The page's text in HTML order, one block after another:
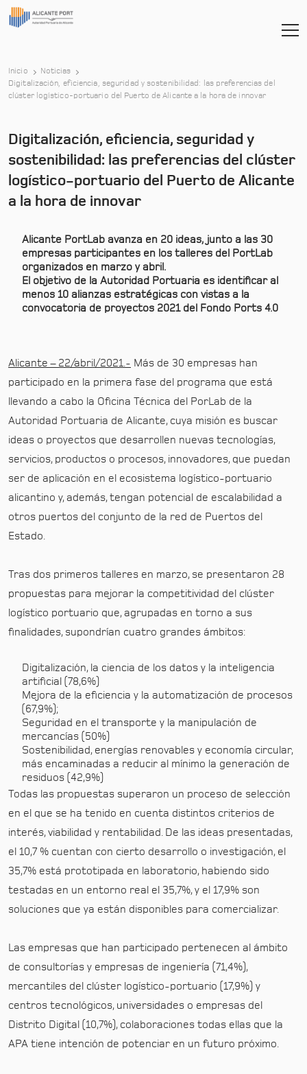
Inicio
Noticias
Digitalización, eficiencia, seguridad y sostenibilidad: las preferencias del
clúster logístico-portuario del Puerto de Alicante a la hora de innovar -
Digitalización, eficiencia, seguridad y
sostenibilidad: las preferencias del clúster
logístico-portuario del Puerto de Alicante
a la hora de innovar
Alicante PortLab avanza en 20 ideas, junto a las 30
empresas participantes en los talleres del PortLab
organizados en marzo y abril.
El objetivo de la Autoridad Portuaria es identificar al
menos 10 alianzas estratégicas con vistas a la
convocatoria de proyectos 2021 del Fondo Ports 4.0
Alicante – 22/abril/2021.- Más de 30 empresas han
participado en la primera fase del programa que está
llevando a cabo la Oficina Técnica del PorLab de la
Autoridad Portuaria de Alicante, cuya misión es buscar
ideas o proyectos que desarrollen nuevas tecnologías,
servicios, productos o procesos, innovadores, que puedan
ser de aplicación en el ecosistema logístico-portuario
alicantino y, además, tengan potencial de escalabilidad a
otros puertos del conjunto de la red de Puertos del
Estado.
Tras dos primeros talleres en marzo, se presentaron 28
propuestas para mejorar la competitividad del clúster
logístico portuario que, agrupadas en torno a sus
finalidades, supondrían cuatro grandes ámbitos:
Digitalización, la ciencia de los datos y la inteligencia
artificial (78,6%)
Mejora de la eficiencia y la automatización de procesos
(67,9%);
Seguridad en el transporte y la manipulación de
mercancías (50%)
Sostenibilidad, energías renovables y economía circular,
más encaminadas a reducir al mínimo la generación de
residuos (42,9%)
Todas las propuestas superaron un proceso de selección
en el que se ha tenido en cuenta distintos criterios de
interés, viabilidad y rentabilidad. De las ideas presentadas,
el 10,7 % cuentan con cierto desarrollo o investigación, el
35,7% está prototipada en laboratorio, habiendo sido
testadas en un entorno real el 35,7%, y el 17,9% son
soluciones que ya están disponibles para comercializar.
Las empresas que han participado pertenecen al ámbito
de consultorías y empresas de ingeniería (71,4%),
mercantiles del clúster logístico-portuario (17,9%) y
centros tecnológicos, universidades o empresas del
Distrito Digital (10,7%), colaboraciones todas ellas que la
APA tiene intención de potenciar en un futuro próximo.